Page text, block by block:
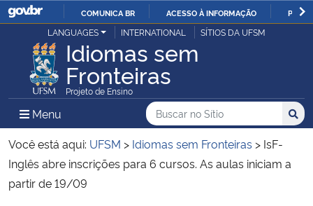
IR
PARA
O
COMUNICA BR ACESSO À INFORMAÇÃO
Ministério da Justiça e Segurança Pública
Ministério da Defesa
Ministério das Relações Exteriores
Ministério da Economia
LANGUAGES INTERNATIONAL SÍTIOS DA UFSM
Idiomas sem
Fronteiras
Projeto de Ensino
Menu Menu Principal do Sítio
Busca
Buscar no no Sítio
Busca:
Você está aqui: UFSM > Idiomas sem Fronteiras > IsF-
Inglês abre inscrições para 6 cursos. As aulas iniciam a
partir de 19/09